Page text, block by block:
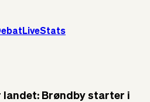
LiveStats
landet: Brøndby starter i